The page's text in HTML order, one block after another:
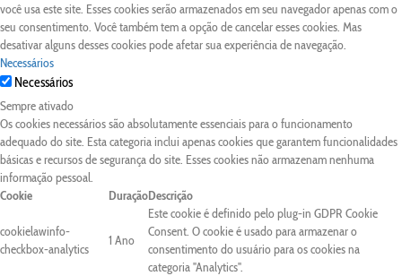
você usa este site. Esses cookies serão armazenados em seu navegador apenas com o
seu consentimento. Você também tem a opção de cancelar esses cookies. Mas
desativar alguns desses cookies pode afetar sua experiência de navegação.
Necessários
Necessários
Sempre ativado
Os cookies necessários são absolutamente essenciais para o funcionamento
adequado do site. Esta categoria inclui apenas cookies que garantem funcionalidades
básicas e recursos de segurança do site. Esses cookies não armazenam nenhuma
informação pessoal.
Cookie
DuraçãoDescrição
cookielawinfo-
checkbox-analytics
1 Ano
Este cookie é definido pelo plug-in GDPR Cookie
Consent. O cookie é usado para armazenar o
consentimento do usuário para os cookies na
categoria "Analytics".